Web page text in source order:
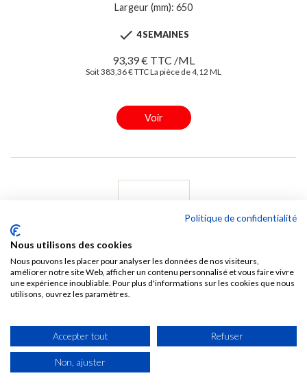
Largeur (mm): 650
 4 SEMAINES
93,39 € TTC /ML
Soit 383,36 € TTC La pièce de 4,12 ML
Voir
Plan de travail polyform Chêne adrian C182 ESSENCIA
7487
Epaisseur (mm): 38
Politique de confidentialité
Nous utilisons des cookies
Nous pouvons les placer pour analyser les données de nos visiteurs,
améliorer notre site Web, afficher un contenu personnalisé et vous faire vivre
une expérience inoubliable. Pour plus d'informations sur les cookies que nous
utilisons, ouvrez les paramètres.
Accepter tout Refuser
Non, ajuster